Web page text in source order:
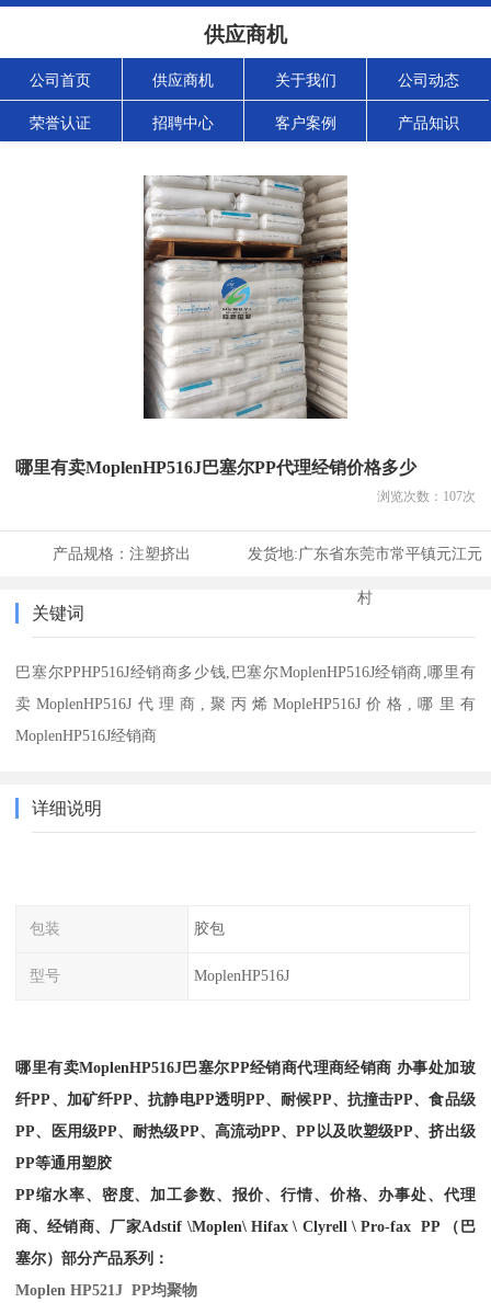
供应商机
公司首页 供应商机 关于我们 公司动态
荣誉认证 招聘中心 客户案例 产品知识
哪里有卖MoplenHP516J巴塞尔PP代理经销价格多少
浏览次数： 107次
产品规格： 注塑挤出 发货地:广东省东莞市常平镇元江元
村
关键词
巴塞尔PPHP516J经销商多少钱,巴塞尔MoplenHP516J经销商,哪里有
卖MoplenHP516J代理商,聚丙烯MopleHP516J价格,哪里有
MoplenHP516J经销商
详细说明
包装 胶包
型号 MoplenHP516J
哪里有卖MoplenHP516J巴塞尔PP经销商代理商经销商 办事处加玻
纤PP、加矿纤PP、抗静电PP透明PP、耐候PP、抗撞击PP、食品级
PP、医用级PP、耐热级PP、高流动PP、PP以及吹塑级PP、挤出级
PP等通用塑胶
PP缩水率、密度、加工参数、报价、行情、价格、办事处、代理
商、经销商、厂家Adstif \Moplen\ Hifax \ Clyrell \ Pro-fax PP （巴
塞尔）部分产品系列：
Moplen HP521J PP均聚物